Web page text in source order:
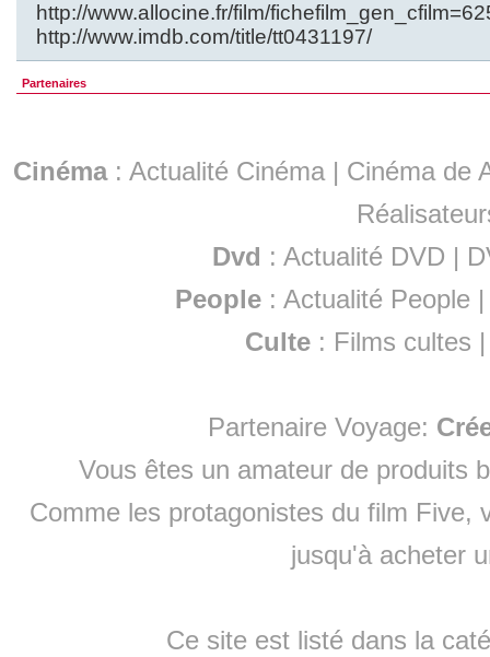
http://www.allocine.fr/film/
http://www.imdb.com/title/tt0431197/
Partenaires
Cinéma: Actualité Cinéma | Cinéma de
Dvd : Actualité DVD |
People :Actualité People
Culte : Films cultes
Partenaire Voyage:
Vous êtes un amateur de produits
Comme les protagonistes du film Five,
jusqu'à acheter
Ce site est listé dans la